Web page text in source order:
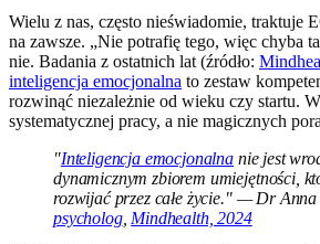
Wielu z nas, często nieświadomie, traktuje
na zawsze. „Nie potrafię tego, więc chyba
nie. Badania z ostatnich lat (źródło:
inteligencja emocjonalna to zestaw
rozwinąć niezależnie od wieku czy startu.
systematycznej pracy, a nie magicznych
"Inteligencja emocjonalna nie jest
dynamicznym zbiorem umiejętności,
rozwijać przez całe życie." — Dr Anna
psycholog, Mindhealth, 2024